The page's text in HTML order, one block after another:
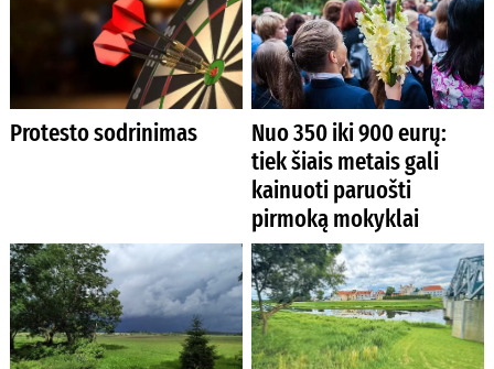
Protesto sodrinimas
Nuo 350 iki 900 eurų:
tiek šiais metais gali
kainuoti paruošti
pirmoką mokyklai